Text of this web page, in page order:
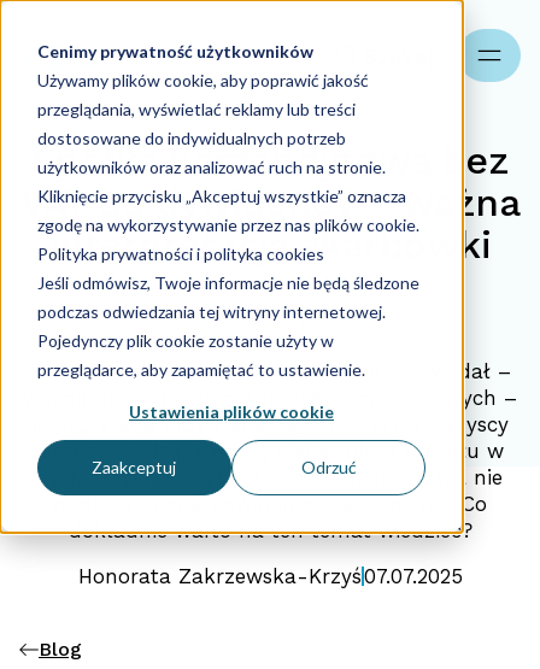
Cenimy prywatność użytkowników
Używamy plików cookie, aby poprawić jakość
przeglądania, wyświetlać reklamy lub treści
dostosowane do indywidualnych potrzeb
użytkowników oraz analizować ruch na stronie.
Kliknięcie przycisku „Akceptuj wszystkie” oznacza
zgodę na wykorzystywanie przez nas plików cookie.
Polityka prywatności i polityka cookies
Jeśli odmówisz, Twoje informacje nie będą śledzone
podczas odwiedzania tej witryny internetowej.
Pojedynczy plik cookie zostanie użyty w
przeglądarce, aby zapamiętać to ustawienie.
Ustawienia plików cookie
Zaakceptuj Odrzuć
Spółka komandytowa bez
VAT od dywidendy – ważna
interpretacja skarbówki
07.07.2025
Już ponad pół roku temu Dyrektor KIS wydał –
ważną dla wspólników spółek komandytowych –
interpretację indywidualną, o której nie wszyscy
jeszcze wiedzą. Według niej wypłata udziału w
zysku (dywidendy) dla komplementariusza nie
podlega opodatkowaniu podatkiem VAT. Co
dokładnie warto na ten temat wiedzieć?
Honorata Zakrzewska-Krzyś07.07.2025
Blog